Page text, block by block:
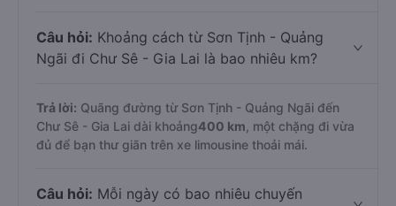
Câu hỏi: Khoảng cách từ Sơn Tịnh - Quảng
Ngãi đi Chư Sê - Gia Lai là bao nhiêu km?
Trả lời: Quãng đường từ Sơn Tịnh - Quảng Ngãi đến
Chư Sê - Gia Lai dài khoảng400 km , một chặng đi vừa
đủ để bạn thư giãn trên xe limousine thoải mái.
Câu hỏi: Mỗi ngày có bao nhiêu chuyến